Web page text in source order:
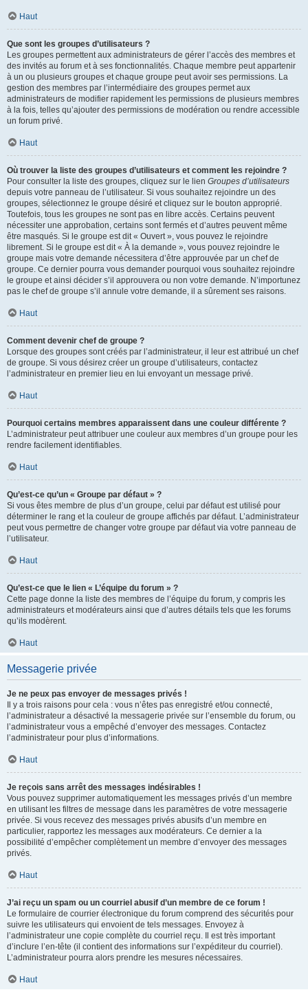
Haut
Que sont les groupes d’utilisateurs ?
Les groupes permettent aux administrateurs de gérer l’accès des membres et
des invités au forum et à ses fonctionnalités. Chaque membre peut appartenir
à un ou plusieurs groupes et chaque groupe peut avoir ses permissions. La
gestion des membres par l’intermédiaire des groupes permet aux
administrateurs de modifier rapidement les permissions de plusieurs membres
à la fois, telles qu’ajouter des permissions de modération ou rendre accessible
un forum privé.
Haut
Où trouver la liste des groupes d’utilisateurs et comment les rejoindre ?
Pour consulter la liste des groupes, cliquez sur le lien Groupes d’utilisateurs
depuis votre panneau de l’utilisateur. Si vous souhaitez rejoindre un des
groupes, sélectionnez le groupe désiré et cliquez sur le bouton approprié.
Toutefois, tous les groupes ne sont pas en libre accès. Certains peuvent
nécessiter une approbation, certains sont fermés et d’autres peuvent même
être masqués. Si le groupe est dit « Ouvert », vous pouvez le rejoindre
librement. Si le groupe est dit « À la demande », vous pouvez rejoindre le
groupe mais votre demande nécessitera d’être approuvée par un chef de
groupe. Ce dernier pourra vous demander pourquoi vous souhaitez rejoindre
le groupe et ainsi décider s’il approuvera ou non votre demande. N’importunez
pas le chef de groupe s’il annule votre demande, il a sûrement ses raisons.
Haut
Comment devenir chef de groupe ?
Lorsque des groupes sont créés par l’administrateur, il leur est attribué un chef
de groupe. Si vous désirez créer un groupe d’utilisateurs, contactez
l’administrateur en premier lieu en lui envoyant un message privé.
Haut
Pourquoi certains membres apparaissent dans une couleur différente ?
L’administrateur peut attribuer une couleur aux membres d’un groupe pour les
rendre facilement identifiables.
Haut
Qu’est-ce qu’un « Groupe par défaut » ?
Si vous êtes membre de plus d’un groupe, celui par défaut est utilisé pour
déterminer le rang et la couleur de groupe affichés par défaut. L’administrateur
peut vous permettre de changer votre groupe par défaut via votre panneau de
l’utilisateur.
Haut
Qu’est-ce que le lien « L’équipe du forum » ?
Cette page donne la liste des membres de l’équipe du forum, y compris les
administrateurs et modérateurs ainsi que d’autres détails tels que les forums
qu’ils modèrent.
Haut
Messagerie privée
Je ne peux pas envoyer de messages privés !
Il y a trois raisons pour cela : vous n’êtes pas enregistré et/ou connecté,
l’administrateur a désactivé la messagerie privée sur l’ensemble du forum, ou
l’administrateur vous a empêché d’envoyer des messages. Contactez
l’administrateur pour plus d’informations.
Haut
Je reçois sans arrêt des messages indésirables !
Vous pouvez supprimer automatiquement les messages privés d’un membre
en utilisant les filtres de message dans les paramètres de votre messagerie
privée. Si vous recevez des messages privés abusifs d’un membre en
particulier, rapportez les messages aux modérateurs. Ce dernier a la
possibilité d’empêcher complètement un membre d’envoyer des messages
privés.
Haut
J’ai reçu un spam ou un courriel abusif d’un membre de ce forum !
Le formulaire de courrier électronique du forum comprend des sécurités pour
suivre les utilisateurs qui envoient de tels messages. Envoyez à
l’administrateur une copie complète du courriel reçu. Il est très important
d’inclure l’en-tête (il contient des informations sur l’expéditeur du courriel).
L’administrateur pourra alors prendre les mesures nécessaires.
Haut